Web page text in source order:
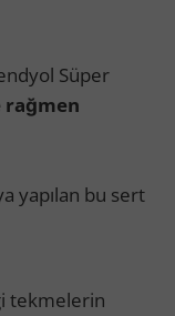
Süper
rağmen
yapılan bu sert
tekmelerin